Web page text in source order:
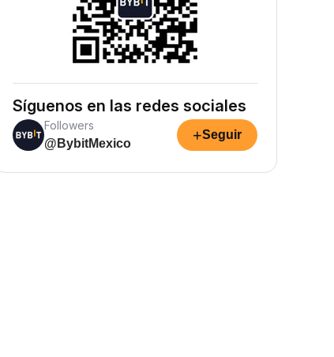
Síguenos en las redes sociales
Followers
@BybitMexico
+Seguir